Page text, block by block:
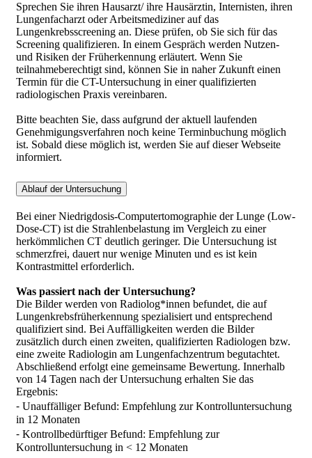
Sprechen Sie ihren Hausarzt/ ihre Hausärztin, Internisten, ihren
Lungenfacharzt oder Arbeitsmediziner auf das
Lungenkrebsscreening an. Diese prüfen, ob Sie sich für das
Screening qualifizieren. In einem Gespräch werden Nutzen-
und Risiken der Früherkennung erläutert. Wenn Sie
teilnahmeberechtigt sind, können Sie in naher Zukunft einen
Termin für die CT-Untersuchung in einer qualifizierten
radiologischen Praxis vereinbaren.
Bitte beachten Sie, dass aufgrund der aktuell laufenden
Genehmigungsverfahren noch keine Terminbuchung möglich
ist. Sobald diese möglich ist, werden Sie auf dieser Webseite
informiert.
Ablauf der Untersuchung
Bei einer Niedrigdosis-Computertomographie der Lunge (Low-
Dose-CT) ist die Strahlenbelastung im Vergleich zu einer
herkömmlichen CT deutlich geringer. Die Untersuchung ist
schmerzfrei, dauert nur wenige Minuten und es ist kein
Kontrastmittel erforderlich.
Was passiert nach der Untersuchung?
Die Bilder werden von Radiolog*innen befundet, die auf
Lungenkrebsfrüherkennung spezialisiert und entsprechend
qualifiziert sind. Bei Auffälligkeiten werden die Bilder
zusätzlich durch einen zweiten, qualifizierten Radiologen bzw.
eine zweite Radiologin am Lungenfachzentrum begutachtet.
Abschließend erfolgt eine gemeinsame Bewertung. Innerhalb
von 14 Tagen nach der Untersuchung erhalten Sie das
Ergebnis:
⁃ Unauffälliger Befund: Empfehlung zur Kontrolluntersuchung
in 12 Monaten
⁃ Kontrollbedürftiger Befund: Empfehlung zur
Kontrolluntersuchung in < 12 Monaten